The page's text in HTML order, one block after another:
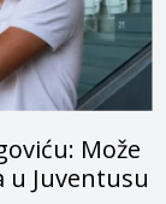
Može
u Juventusu